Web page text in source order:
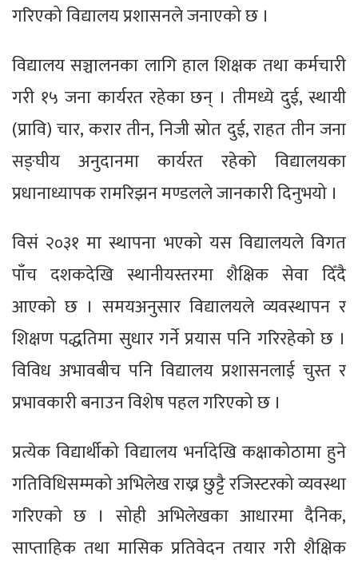
गरिएको विद्यालय प्रशासनले जनाएको छ ।
विद्यालय सञ्चालनका लागि हाल शिक्षक तथा कर्मचारी
गरी १५ जना कार्यरत रहेका छन् । तीमध्ये दुई, स्थायी
(प्रावि) चार, करार तीन, निजी स्रोत दुई, राहत तीन जना
सङ्घीय अनुदानमा कार्यरत रहेको विद्यालयका
प्रधानाध्यापक रामरिझन मण्डलले जानकारी दिनुभयो ।
विसं २०३१ मा स्थापना भएको यस विद्यालयले विगत
पाँच दशकदेखि स्थानीयस्तरमा शैक्षिक सेवा दिँदै
आएको छ । समयअनुसार विद्यालयले व्यवस्थापन र
शिक्षण पद्धतिमा सुधार गर्ने प्रयास पनि गरिरहेको छ ।
विविध अभावबीच पनि विद्यालय प्रशासनलाई चुस्त र
प्रभावकारी बनाउन विशेष पहल गरिएको छ ।
प्रत्येक विद्यार्थीको विद्यालय भर्नादेखि कक्षाकोठामा हुने
गतिविधिसम्मको अभिलेख राख्न छुट्टै रजिस्टरको व्यवस्था
गरिएको छ । सोही अभिलेखका आधारमा दैनिक,
साप्ताहिक तथा मासिक प्रतिवेदन तयार गरी शैक्षिक